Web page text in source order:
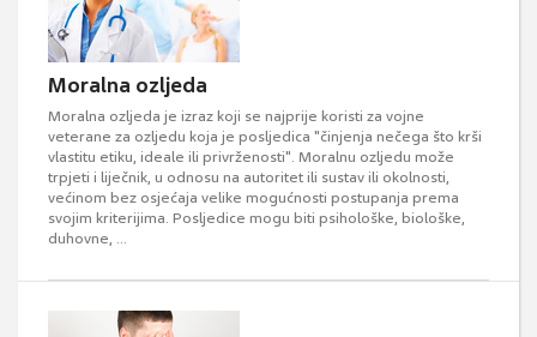
Moralna ozljeda
Moralna ozljeda je izraz koji se najprije koristi za vojne
veterane za ozljedu koja je posljedica "činjenja nečega što krši
vlastitu etiku, ideale ili privrženosti". Moralnu ozljedu može
trpjeti i liječnik, u odnosu na autoritet ili sustav ili okolnosti,
većinom bez osjećaja velike mogućnosti postupanja prema
svojim kriterijima. Posljedice mogu biti psihološke, biološke,
duhovne, ...